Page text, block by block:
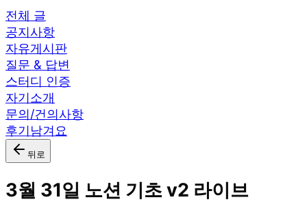
전체 글
공지사항
자유게시판
질문 & 답변
스터디 인증
자기소개
문의/건의사항
후기남겨요
뒤로
3월 31일 노션 기초 v2 라이브